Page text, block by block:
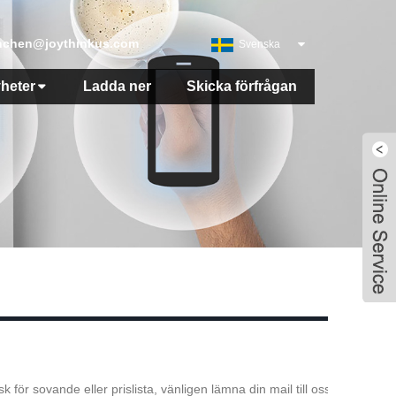
Svenska
Ladda ner Skicka förfrågan
för sovande eller prislista, vänligen lämna din mail till oss